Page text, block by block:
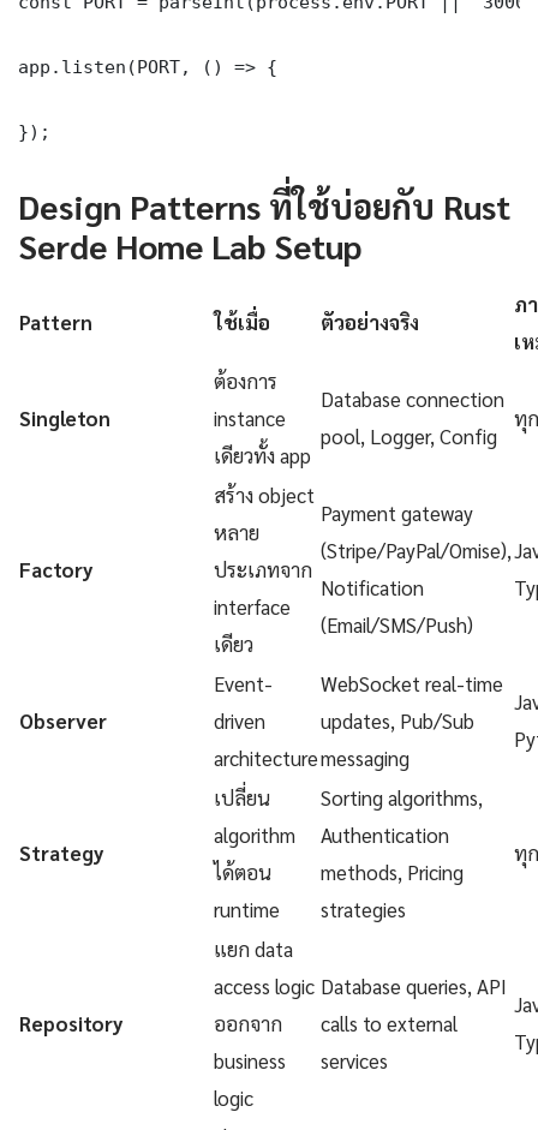
app.listen(PORT, () => {
});
Design Patterns ที่ใช้บ่อยกับ Rust
Serde Home Lab Setup
Pattern ใช้เมื่อ ตัวอย่างจริง
ภ
เ
Singleton
ต้องการ
instance
เดียวทั้ง app
Database connection
pool, Logger, Config
ทุ
Factory
สร้าง object
หลาย
ประเภทจาก
interface
เดียว
Payment gateway
(Stripe/PayPal/Omise),
Notification
(Email/SMS/Push)
Observer
Event-
driven
architecture
WebSocket real-time
updates, Pub/Sub
messaging
Strategy
เปลี่ยน
algorithm
ได้ตอน
runtime
Sorting algorithms,
Authentication
methods, Pricing
strategies
ทุ
Repository
แยก data
access logic
ออกจาก
business
logic
Database queries, API
calls to external
services